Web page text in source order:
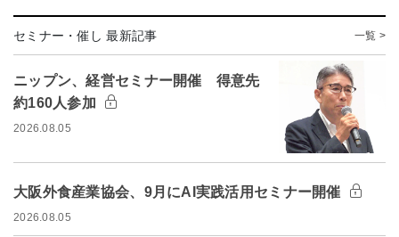
セミナー・催し 最新記事 一覧 >
ニップン、経営セミナー開催 得意先
約160人参加
2026.08.05
大阪外食産業協会、9月にAI実践活用セミナー開催
2026.08.05